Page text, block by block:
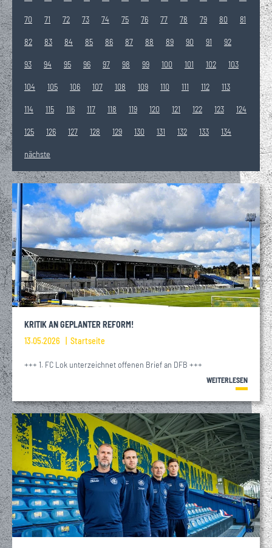
70 71 72 73 74 75 76 77 78 79 80 81
82 83 84 85 86 87 88 89 90 91 92
93 94 95 96 97 98 99 100 101 102 103
104 105 106 107 108 109 110 111 112 113
114 115 116 117 118 119 120 121 122 123 124
125 126 127 128 129 130 131 132 133 134
nächste
KRITIK AN GEPLANTER REFORM!
13.05.2026
Startseite
+++ 1. FC Lok unterzeichnet offenen Brief an DFB +++
WEITERLESEN